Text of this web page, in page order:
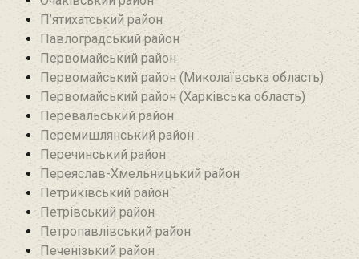
П’ятихатський район
Павлоградський район
Первомайський район
Первомайський район (Миколаївська область)
Первомайський район (Харківська область)
Перевальський район‎
Перемишлянський район
Перечинський район
Переяслав-Хмельницький район
Петриківський район
Петрівський район‎
Петропавлівський район
Печенізький район